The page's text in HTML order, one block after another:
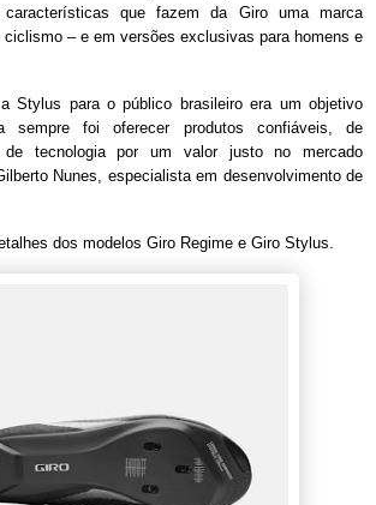
que fazem da Giro uma marca
ciclismo – e em versões exclusivas para homens e
Stylus para o público brasileiro era um objetivo
sempre foi oferecer produtos confiáveis, de
de tecnologia por um valor justo no mercado
Nunes, especialista em desenvolvimento de
dos modelos Giro Regime e Giro Stylus.